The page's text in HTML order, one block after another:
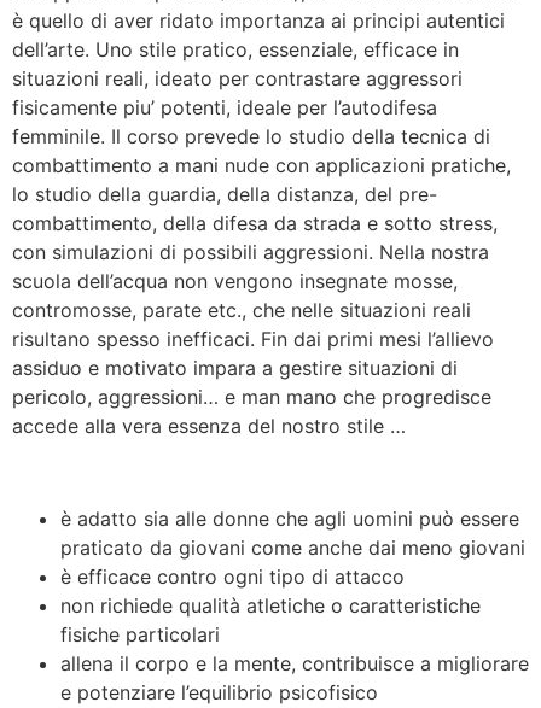
è quello di aver ridato importanza ai principi autentici
dell’arte. Uno stile pratico, essenziale, efficace in
situazioni reali, ideato per contrastare aggressori
fisicamente piu’ potenti, ideale per l’autodifesa
femminile. Il corso prevede lo studio della tecnica di
combattimento a mani nude con applicazioni pratiche,
lo studio della guardia, della distanza, del pre-
combattimento, della difesa da strada e sotto stress,
con simulazioni di possibili aggressioni. Nella nostra
scuola dell’acqua non vengono insegnate mosse,
contromosse, parate etc., che nelle situazioni reali
risultano spesso inefficaci. Fin dai primi mesi l’allievo
assiduo e motivato impara a gestire situazioni di
pericolo, aggressioni… e man mano che progredisce
accede alla vera essenza del nostro stile …
è adatto sia alle donne che agli uomini può essere
praticato da giovani come anche dai meno giovani
è efficace contro ogni tipo di attacco
non richiede qualità atletiche o caratteristiche
fisiche particolari
allena il corpo e la mente, contribuisce a migliorare
e potenziare l’equilibrio psicofisico